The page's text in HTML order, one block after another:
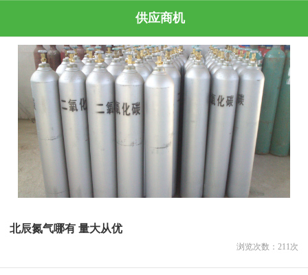
供应商机
北辰氮气哪有 量大从优
浏览次数： 211 次